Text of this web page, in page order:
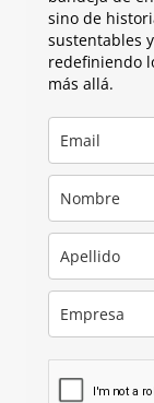
sino de
sustentables
redefiniendo
más allá.